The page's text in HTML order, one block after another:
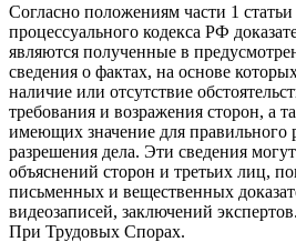
Согласно положениям части 1
процессуального кодекса РФ
являются полученные в
сведения о фактах, на основе
наличие или отсутствие
требования и возражения сторон, а
имеющих значение для правильного
разрешения дела. Эти сведения
объяснений сторон и третьих лиц,
письменных и вещественных
видеозаписей, заключений
При Трудовых Спорах.